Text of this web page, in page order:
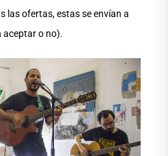
las ofertas, estas se envían a
aceptar o no).